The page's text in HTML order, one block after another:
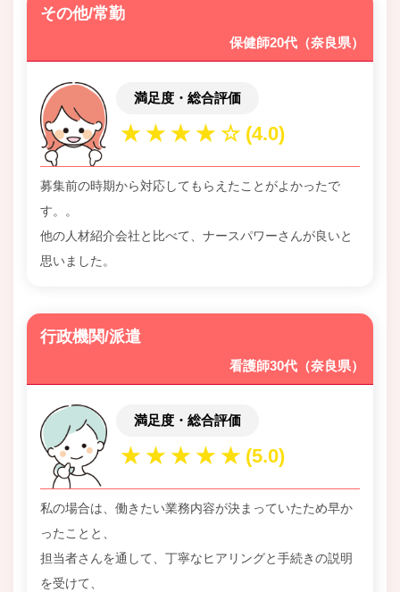
その他/常勤
保健師20代（奈良県）
満足度・総合評価
募集前の時期から対応してもらえたことがよかったで
す。。
他の人材紹介会社と比べて、ナースパワーさんが良いと
思いました。
行政機関/派遣
看護師30代（奈良県）
満足度・総合評価
私の場合は、働きたい業務内容が決まっていたため早か
ったことと、
担当者さんを通して、丁寧なヒアリングと手続きの説明
を受けて、